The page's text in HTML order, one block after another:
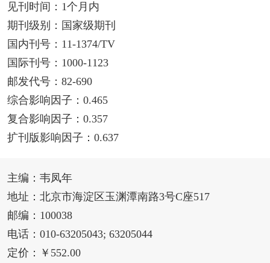
见刊时间：1个月内
期刊级别：国家级期刊
国内刊号：11-1374/TV
国际刊号：1000-1123
邮发代号：82-690
综合影响因子：0.465
复合影响因子：0.357
扩刊版影响因子：0.637
主编：韦凤年
地址：北京市海淀区玉渊潭南路3号C座517
邮编：100038
电话：010-63205043; 63205044
定价：￥552.00